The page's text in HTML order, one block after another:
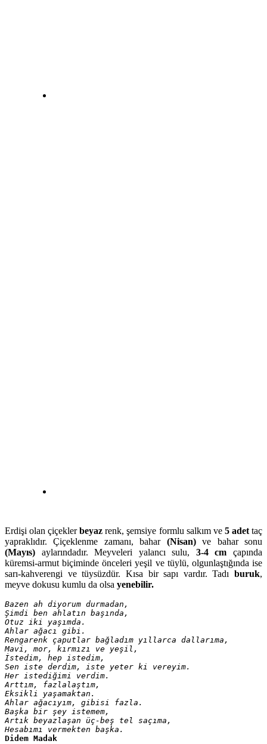
Erdişi olan çiçeklerbeyaz renk, şemsiye formlu salkım ve5 adettaç
yapraklıdır. Çiçeklenme zamanı, bahar (Nisan)ve bahar sonu
(Mayıs) aylarındadır. Meyveleri yalancı sulu, 3-4 cm çapında
küremsi-armut biçiminde önceleri yeşil ve tüylü, olgunlaştığında ise
sarı-kahverengi ve tüysüzdür. Kısa bir sapı vardır. Tadı buruk,
meyve dokusu kumlu da olsa yenebilir.
Bazen ah diyorum durmadan,
Şimdi ben ahlatın başında,
Otuz iki yaşımda.
Ahlar ağacı gibi.
Rengarenk çaputlar bağladım yıllarca dallarıma,
Mavi, mor, kırmızı ve yeşil,
İstedim, hep istedim,
Sen iste derdim, iste yeter ki vereyim.
Her istediğimi verdim.
Arttım, fazlalaştım,
Eksikli yaşamaktan.
Ahlar ağacıyım, gibisi fazla.
Başka bir şey istemem,
Artık beyazlaşan üç-beş tel saçıma,
Hesabımı vermekten başka.
Didem Madak